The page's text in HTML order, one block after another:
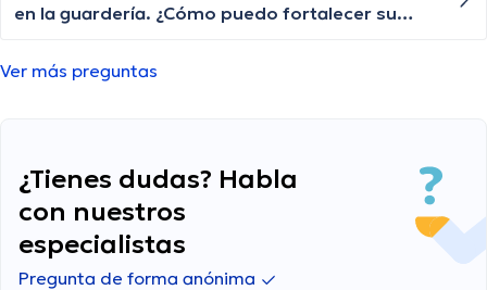
en la guardería. ¿Cómo puedo fortalecer su
Ver más preguntas
¿Tienes dudas? Habla
con nuestros
especialistas
Pregunta de forma anónima